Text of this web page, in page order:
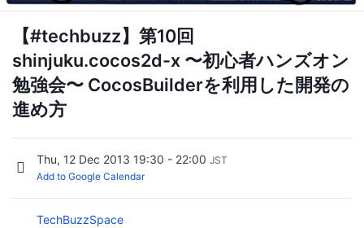
【#techbuzz】第10回
shinjuku.cocos2d-x 〜初心者ハンズオン
勉強会〜 CocosBuilderを利用した開発の
進め方
Thu, 12 Dec 2013 19:30 - 22:00 JST
Add to Google Calendar
TechBuzzSpace